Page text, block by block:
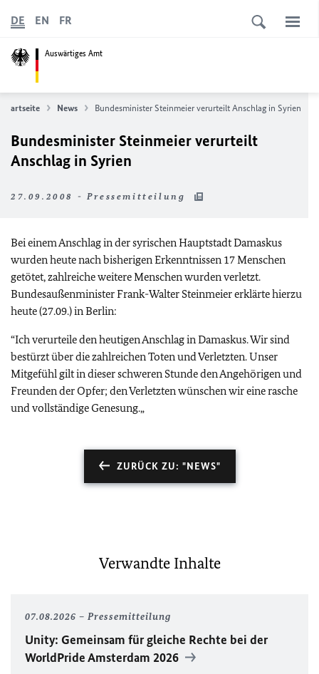
Auswärtiges Amt
DE EN FR
Startseite News Bundesminister Steinmeier verurteilt Anschlag in Syrien
Bundesminister Steinmeier verurteilt
Anschlag in Syrien
27.09.2008 - Pressemitteilung
Bei einem Anschlag in der syrischen Hauptstadt Damaskus
wurden heute nach bisherigen Erkenntnissen 17 Menschen
getötet, zahlreiche weitere Menschen wurden verletzt.
Bundesaußenminister Frank-Walter Steinmeier erklärte hierzu
heute (27.09.) in Berlin:
“Ich verurteile den heutigen Anschlag in Damaskus. Wir sind
bestürzt über die zahlreichen Toten und Verletzten. Unser
Mitgefühl gilt in dieser schweren Stunde den Angehörigen und
Freunden der Opfer; den Verletzten wünschen wir eine rasche
und vollständige Genesung.„
ZURÜCK ZU: "NEWS"
Verwandte Inhalte
07.08.2026 Pressemitteilung
Unity: Gemeinsam für gleiche Rechte bei der
WorldPrideAmsterdam 2026